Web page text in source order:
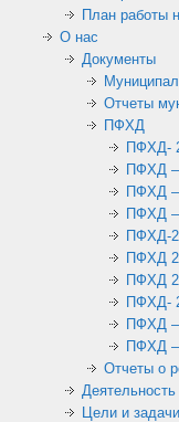
План работы
О нас
Документы
Отчеты
ПФХД
ПФХД-
ПФХД
ПФХД
ПФХД
ПФХД-
ПФХД
ПФХД
ПФХД-
ПФХД –
ПФХД —
Отчеты о
Деятельность
Цели и задачи